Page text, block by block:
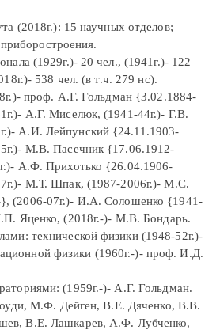
(2018г.): 15 научных отделов;
(1929г.)- 20 чел., (1941г.)- 122
538 чел. (в т.ч. 279 нс).
проф. А.Г. Гольдман {3.02.1884-
А.Г. Миселюк, (1941-44г.)- Г.В.
А.И. Лейпунский {24.11.1903-
М.В. Пасечник {17.06.1912-
А.Ф. Прихотько {26.04.1906-
М.Т. Шпак, (1987-2006г.)- М.С.
(2006-07г.)- И.А. Солошенко {1941-
Яценко, (2018г.-)- М.В. Бондарь.
технической физики (1948-52г.)-
физики (1960г.-)- проф. И.Д.
(1959г.-)- А.Г. Гольдман.
М.Ф. Дейген, В.Е. Дяченко, В.В.
В.Е. Лашкарев, А.Ф. Лубченко,